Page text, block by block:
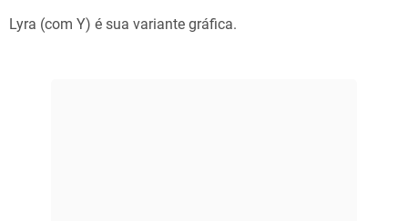
Lyra (com Y) é sua variante gráfica.